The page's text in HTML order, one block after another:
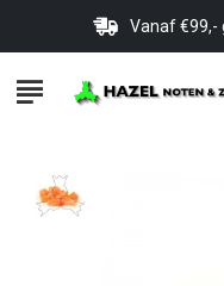
Vanaf €99,-